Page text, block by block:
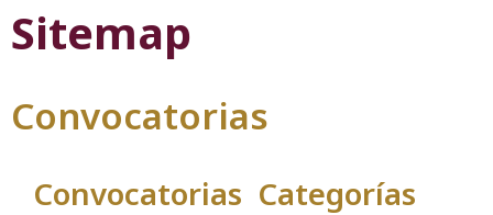
Sitemap
Convocatorias
Convocatorias Categorías